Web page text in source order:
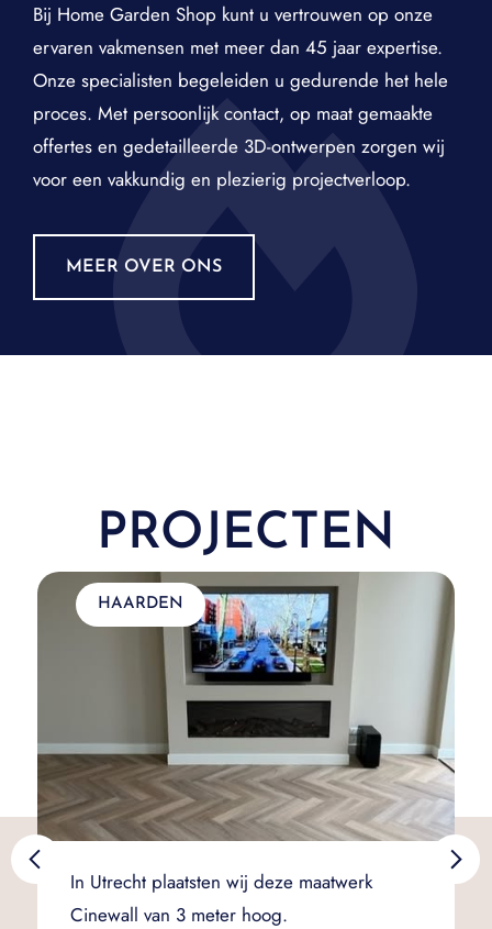
Bij Home Garden Shop kunt u vertrouwen op onze
ervaren vakmensen met meer dan 45 jaar expertise.
Onze specialisten begeleiden u gedurende het hele
proces. Met persoonlijk contact, op maat gemaakte
offertes en gedetailleerde 3D-ontwerpen zorgen wij
voor een vakkundig en plezierig projectverloop.
MEER OVER ONS
PROJECTEN
HAARDEN
In Utrecht plaatsten wij deze maatwerk
Cinewall van 3 meter hoog.